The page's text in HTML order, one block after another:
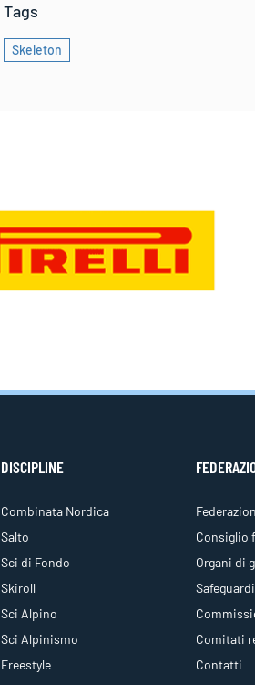
Tags
Skeleton
DISCIPLINE
Combinata Nordica
Salto
Sci di Fondo
Skiroll
Sci Alpino
Sci Alpinismo
Freestyle
Consiglio
Organi di
Comitati
Contatti